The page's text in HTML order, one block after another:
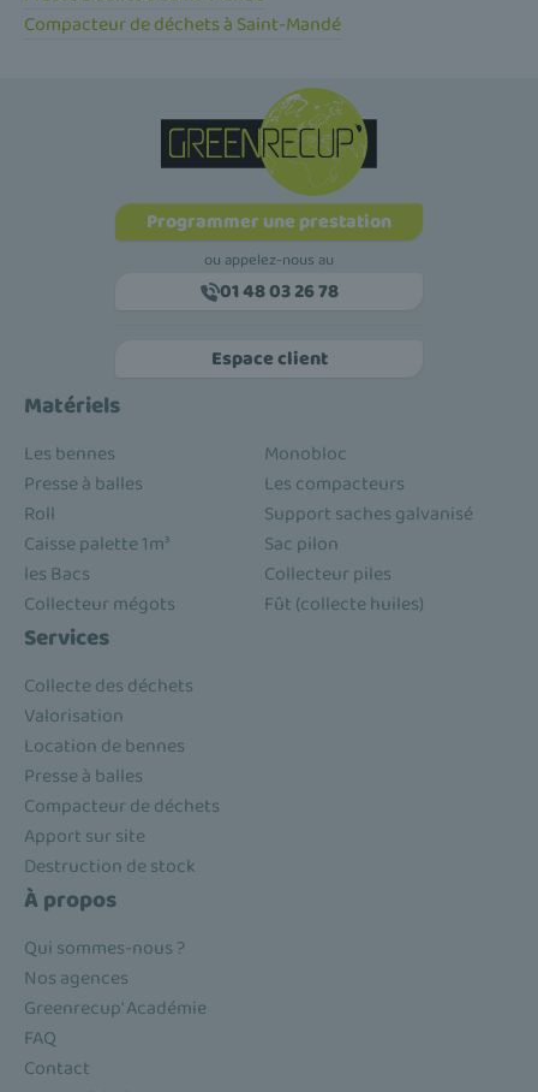
Compacteur de déchets à Saint-Mandé
Programmer une prestation
ou appelez-nous au
01 48 03 26 78
Espace client
Matériels
Les bennes
Monobloc
Presse à balles
Les compacteurs
Roll
Support saches galvanisé
Caisse palette 1m³
Sac pilon
les Bacs
Collecteur piles
Collecteur mégots
Fût (collecte huiles)
Services
Collecte des déchets
Valorisation
Location de bennes
Presse à balles
Compacteur de déchets
Apport sur site
Destruction de stock
À propos
Qui sommes-nous ?
Nos agences
Greenrecup' Académie
FAQ
Contact